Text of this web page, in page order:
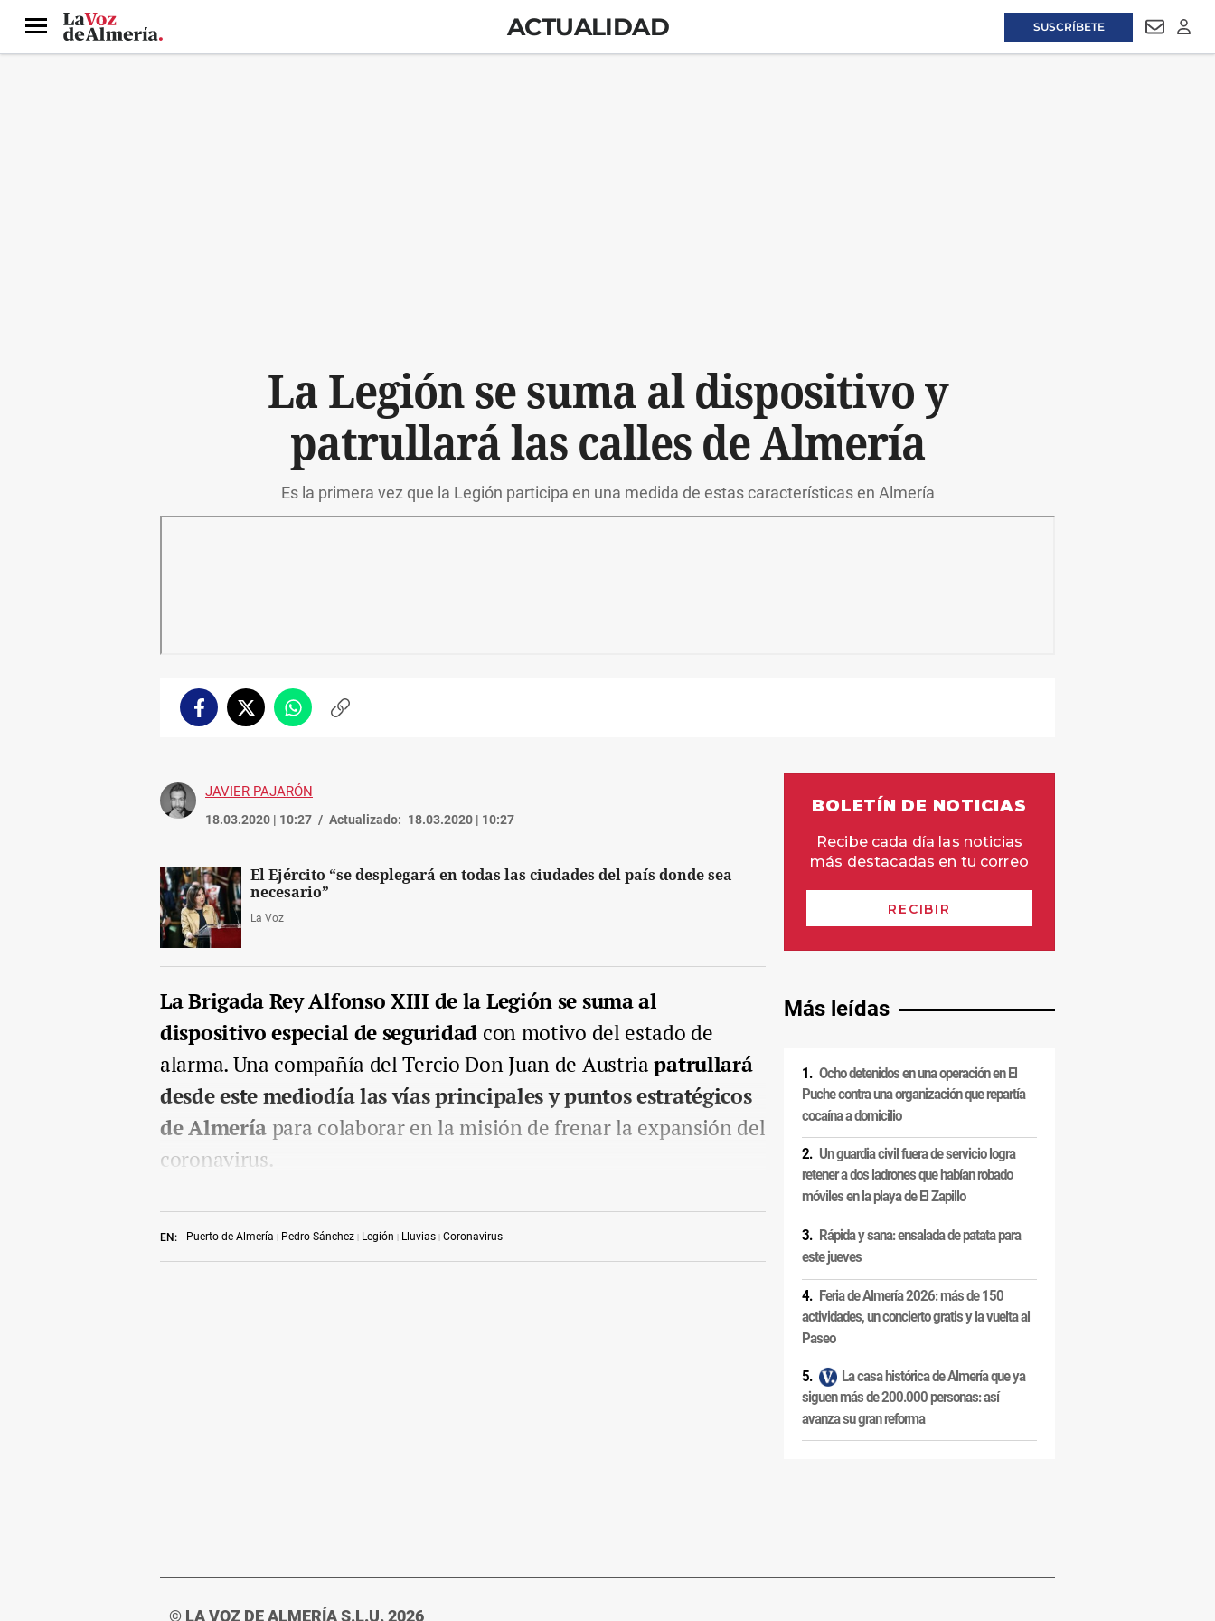
SUSCRÍBETE
Menú ACTUALIDAD
La Legión se suma al dispositivo y
patrullará las calles de Almería
Es la primera vez que la Legión participa en una medida de estas características en Almería
FacebookTwitterWhatsappCopiar
JAVIER PAJARÓN
18.03.2020 | 10:27 Actualizado: 18.03.2020 | 10:27
EN: Puerto de Almería Pedro Sánchez Legión Lluvias Coronavirus
El Ejército “se desplegará en todas las ciudades del país donde sea
necesario”
La Voz
La Brigada Rey Alfonso XIII de la Legión se suma al
dispositivo especial de seguridad con motivo del estado de
alarma. Una compañía del Tercio Don Juan de Austriapatrullará
desde este mediodía las vías principales y puntos estratégicos
de Almería para colaborar en la misión de frenar la expansión del
coronavirus.
Más leídas
Ocho detenidos en una operación en El
Puche contra una organización que repartía
cocaína a domicilio
Un guardia civil fuera de servicio logra
retener a dos ladrones que habían robado
móviles en la playa de El Zapillo
Rápida y sana: ensalada de patata para
este jueves
Feria de Almería 2026: más de 150
actividades, un concierto gratis y la vuelta al
Paseo
La casa histórica de Almería que ya
siguen más de 200.000 personas: así
avanza su gran reforma
© LA VOZ DE ALMERÍA S.L.U. 2026